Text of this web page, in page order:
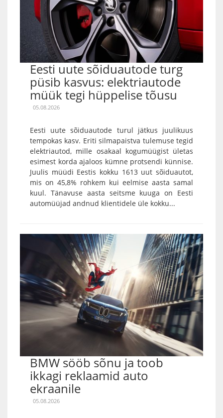
Eesti uute sõiduautode turg
püsib kasvus: elektriautode
müük tegi hüppelise tõusu
05.08.2026
Eesti uute sõiduautode turul jätkus juulikuus
tempokas kasv. Eriti silmapaistva tulemuse tegid
elektriautod, mille osakaal kogumüügist ületas
esimest korda ajaloos kümne protsendi künnise.
Juulis müüdi Eestis kokku 1613 uut sõiduautot,
mis on 45,8% rohkem kui eelmise aasta samal
kuul. Tänavuse aasta seitsme kuuga on Eesti
automüüjad andnud klientidele üle kokku...
BMW sööb sõnu ja toob
ikkagi reklaamid auto
ekraanile
05.08.2026